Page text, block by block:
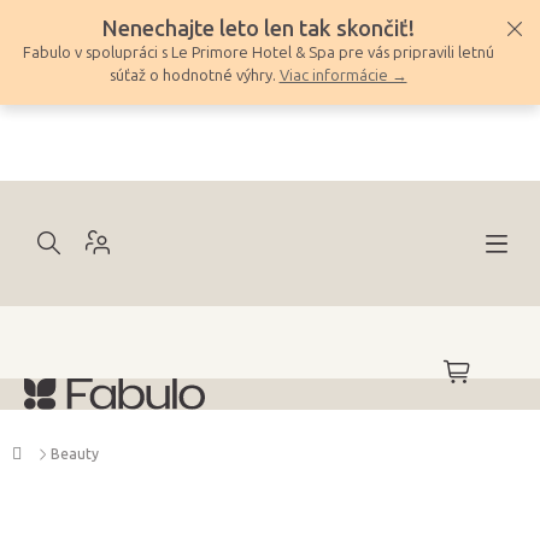
obsah
Nenechajte leto len tak skončiť!
Fabulo v spolupráci s Le Primore Hotel & Spa pre vás pripravili letnú
súťaž o hodnotné výhry. Viac informácie →
NÁKUPNÝ
KOŠÍK
Domov
Beauty